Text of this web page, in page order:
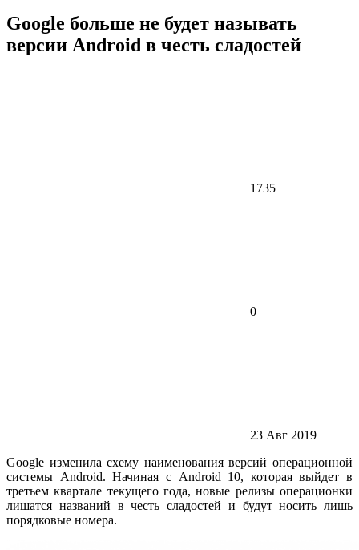
Google больше не будет называть
версии Android в честь сладостей
1735
0
23 Авг 2019
Google изменила схему наименования версий операционной
системы Android. Начиная с Android 10, которая выйдет в
третьем квартале текущего года, новые релизы операционки
лишатся названий в честь сладостей и будут носить лишь
порядковые номера.